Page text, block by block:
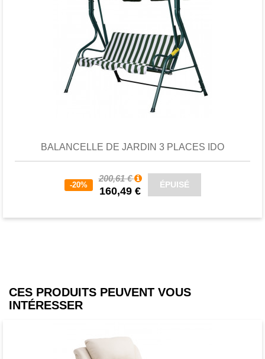
BALANCELLE DE JARDIN 3 PLACES IDO
-20%
200,61 €
160,49 €
ÉPUISÉ
CES PRODUITS PEUVENT VOUS
INTÉRESSER